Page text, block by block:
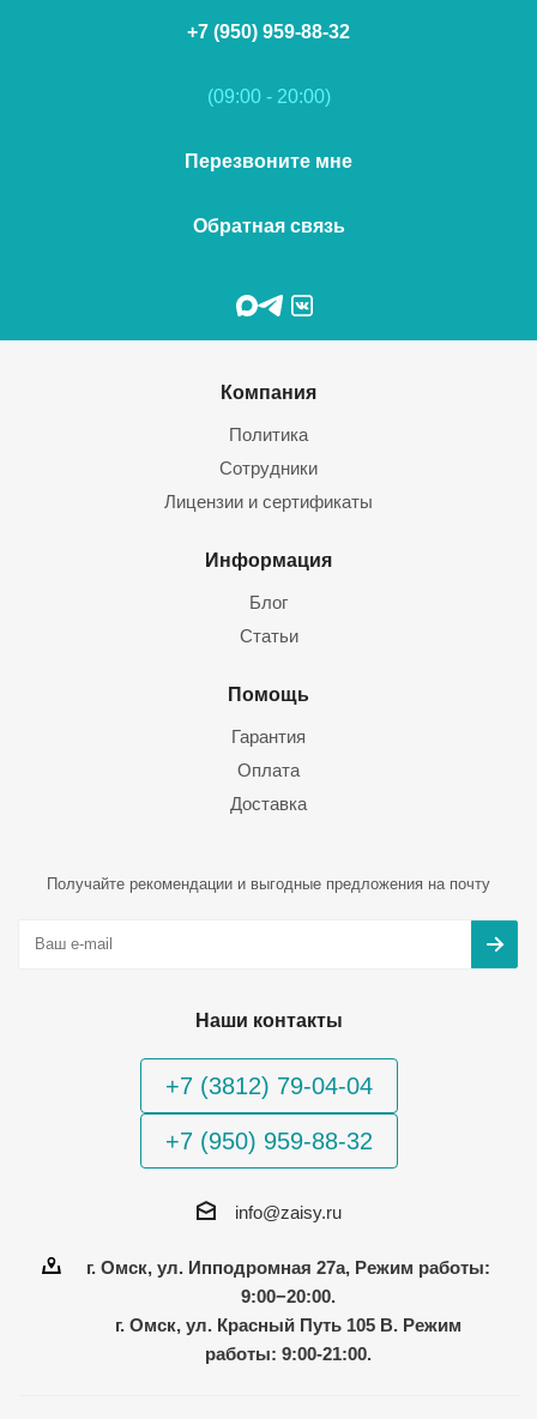
+7 (950) 959-88-32
(09:00 - 20:00)
Перезвоните мне
Обратная связь
Компания
Политика
Сотрудники
Лицензии и сертификаты
Информация
Блог
Статьи
Помощь
Гарантия
Оплата
Доставка
Получайте рекомендации и выгодные предложения на почту
Наши контакты
+7 (3812) 79-04-04
+7 (950) 959-88-32
info@zaisy.ru
г. Омск, ул. Ипподромная 27а, Режим работы:
9:00−20:00.
г. Омск, ул. Красный Путь 105 В. Режим
работы: 9:00-21:00.